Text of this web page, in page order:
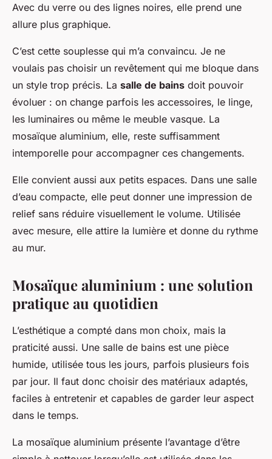
Avec du verre ou des lignes noires, elle prend une
allure plus graphique.
C’est cette souplesse qui m’a convaincu. Je ne
voulais pas choisir un revêtement qui me bloque dans
un style trop précis. La salle de bains doit pouvoir
évoluer : on change parfois les accessoires, le linge,
les luminaires ou même le meuble vasque. La
mosaïque aluminium, elle, reste suffisamment
intemporelle pour accompagner ces changements.
Elle convient aussi aux petits espaces. Dans une salle
d’eau compacte, elle peut donner une impression de
relief sans réduire visuellement le volume. Utilisée
avec mesure, elle attire la lumière et donne du rythme
au mur.
Mosaïque aluminium : une solution
pratique au quotidien
L’esthétique a compté dans mon choix, mais la
praticité aussi. Une salle de bains est une pièce
humide, utilisée tous les jours, parfois plusieurs fois
par jour. Il faut donc choisir des matériaux adaptés,
faciles à entretenir et capables de garder leur aspect
dans le temps.
La mosaïque aluminium présente l’avantage d’être